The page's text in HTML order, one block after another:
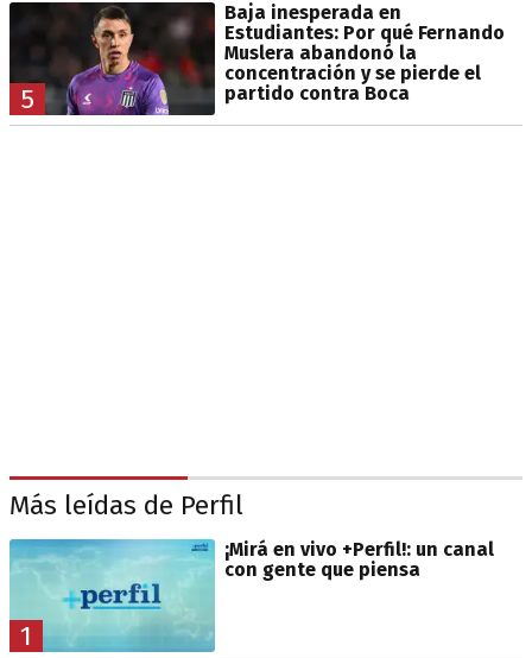
5
Baja inesperada en
Estudiantes: Por qué Fernando
Muslera abandonó la
concentración y se pierde el
partido contra Boca
Más leídas de Perfil
1
¡Mirá en vivo +Perfil!: un canal
con gente que piensa